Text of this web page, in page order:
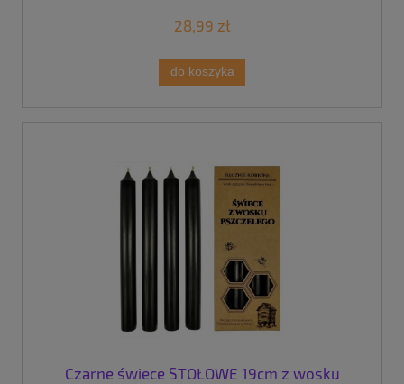
28,99 zł
do koszyka
Czarne świece STOŁOWE 19cm z wosku